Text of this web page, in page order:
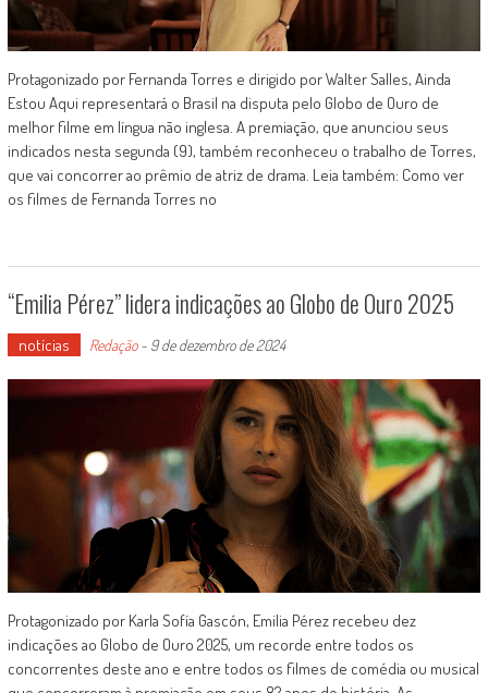
Protagonizado por Fernanda Torres e dirigido por Walter Salles, Ainda
Estou Aqui representará o Brasil na disputa pelo Globo de Ouro de
melhor filme em língua não inglesa. A premiação, que anunciou seus
indicados nesta segunda (9), também reconheceu o trabalho de Torres,
que vai concorrer ao prêmio de atriz de drama. Leia também: Como ver
os filmes de Fernanda Torres no
“Emilia Pérez” lidera indicações ao Globo de Ouro 2025
notícias Redação- 9 de dezembro de 2024
Protagonizado por Karla Sofía Gascón, Emilia Pérez recebeu dez
indicações ao Globo de Ouro 2025, um recorde entre todos os
concorrentes deste ano e entre todos os filmes de comédia ou musical